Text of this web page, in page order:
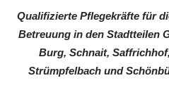
Qualifizierte Pflegekräfte für
Betreuung in den Stadtteilen
Burg, Schnait,
Strümpfelbach und